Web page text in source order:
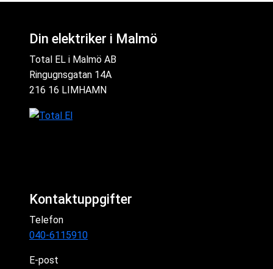
Din elektriker i Malmö
Total EL i Malmö AB
Ringugnsgatan 14A
216 16 LIMHAMN
Kontaktuppgifter
Telefon
040-6115910
E-post